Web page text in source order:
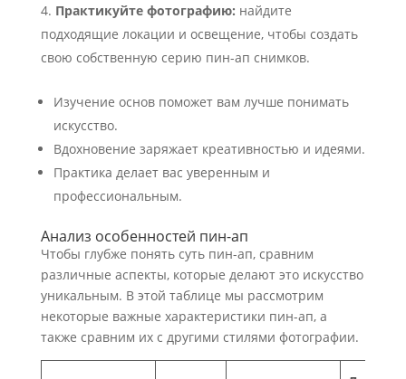
Практикуйте фотографию: найдите
подходящие локации и освещение, чтобы создать
свою собственную серию пин-ап снимков.
Изучение основ поможет вам лучше понимать
искусство.
Вдохновение заряжает креативностью и идеями.
Практика делает вас уверенным и
профессиональным.
Анализ особенностей пин-ап
Чтобы глубже понять суть пин-ап, сравним
различные аспекты, которые делают это искусство
уникальным. В этой таблице мы рассмотрим
некоторые важные характеристики пин-ап, а
также сравним их с другими стилями фотографии.